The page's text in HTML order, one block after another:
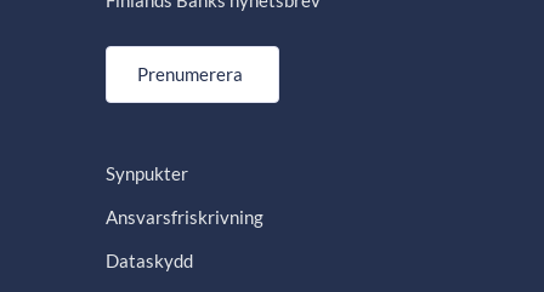
Prenumerera
Synpukter
Ansvarsfriskrivning
Dataskydd